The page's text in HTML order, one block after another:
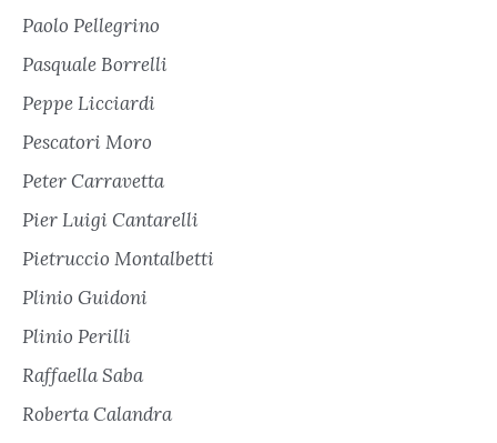
Paolo Pellegrino
Pasquale Borrelli
Peppe Licciardi
Pescatori Moro
Peter Carravetta
Pier Luigi Cantarelli
Pietruccio Montalbetti
Plinio Guidoni
Plinio Perilli
Raffaella Saba
Roberta Calandra